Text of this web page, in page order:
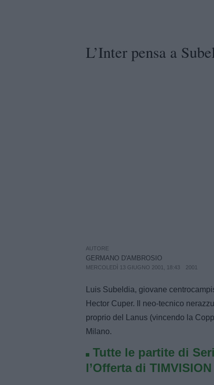
L’Inter pensa a
AUTORE
GERMANO D'AMBROSIO
MERCOLEDÌ 13 GIUGNO 2001, 18:43 2001
Luis Subeldia, giovane
Hector Cuper. Il neo-tecnico
proprio del Lanus (vincendo la
Milano.
Tutte le partite di
l’Offerta di